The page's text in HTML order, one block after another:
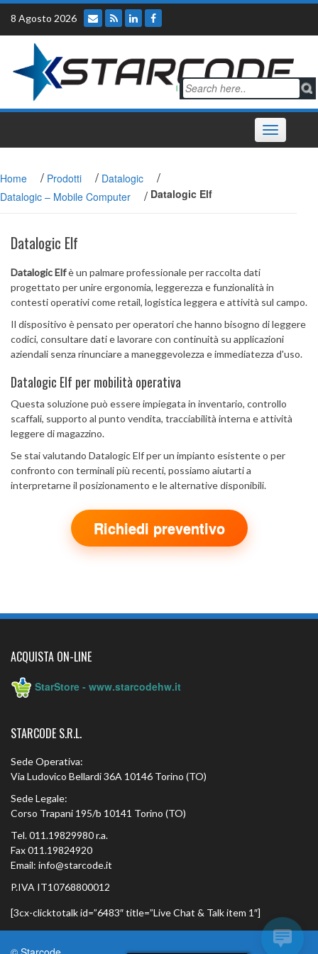
Skip
content
8 Agosto 2026
Toggle
navigation
Home / Prodotti / Datalogic /
Datalogic – Mobile Computer / Datalogic Elf
Datalogic Elf
Datalogic Elfè un palmare professionale per raccolta dati
progettato per unire ergonomia, leggerezza e funzionalità in
contesti operativi come retail, logistica leggera e attività sul campo.
Il dispositivo è pensato per operatori che hanno bisogno di leggere
codici, consultare dati e lavorare con continuità su applicazioni
aziendali senza rinunciare a maneggevolezza e immediatezza d'uso.
Datalogic Elf per mobilità operativa
Questa soluzione può essere impiegata in inventario, controllo
scaffali, supporto al punto vendita, tracciabilità interna e attività
leggere di magazzino.
Se stai valutando Datalogic Elf per un impianto esistente o per
confronto con terminali più recenti, possiamo aiutarti a
interpretarne il posizionamento e le alternative disponibili.
Richiedi preventivo
ACQUISTA ON-LINE
StarStore - www.starcodehw.it
STARCODE S.R.L.
Sede Operativa:
Via Ludovico Bellardi 36A 10146 Torino (TO)
Sede Legale:
Corso Trapani 195/b 10141 Torino (TO)
Tel. 011.19829980 r.a.
Fax 011.19824920
Email: info@starcode.it
P.IVA IT10768800012
[3cx-clicktotalk id=”6483″ title=”Live Chat & Talk item 1″]